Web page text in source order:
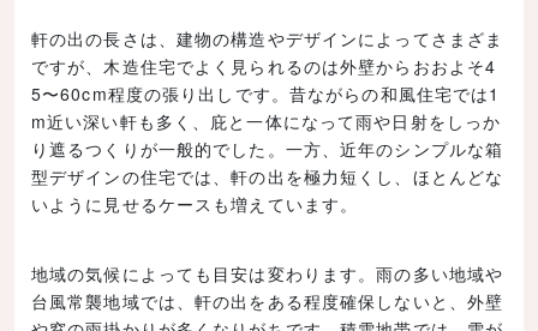
軒の出の長さは、建物の構造やデザインによってさまざま
ですが、木造住宅でよく見られるのは外壁からおおよそ4
5〜60cm程度の張り出しです。昔ながらの和風住宅では1
m近い深い軒も多く、庇と一体になって雨や日射をしっか
り遮るつくりが一般的でした。一方、近年のシンプルな箱
型デザインの住宅では、軒の出を極力短くし、ほとんどな
いように見せるケースも増えています。
地域の気候によっても目安は変わります。雨の多い地域や
台風常襲地域では、軒の出をある程度確保しないと、外壁